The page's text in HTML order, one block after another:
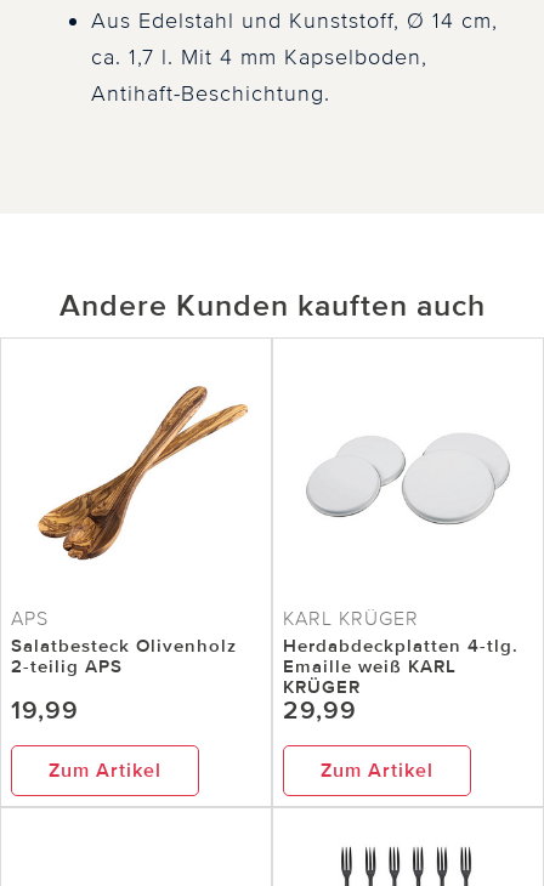
Aus Edelstahl und Kunststoff, Ø 14 cm,
ca. 1,7 l. Mit 4 mm Kapselboden,
Antihaft-Beschichtung.
Andere Kunden kauften auch
APS
Salatbesteck Olivenholz
2-teilig APS
19,99
Zum Artikel
KARL KRÜGER
Herdabdeckplatten 4-tlg.
Emaille weiß KARL
KRÜGER
29,99
Zum Artikel